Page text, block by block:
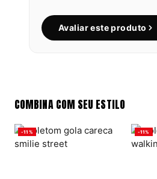
Avaliar este produto
COMBINA COM SEU ESTILO
-11% -11%